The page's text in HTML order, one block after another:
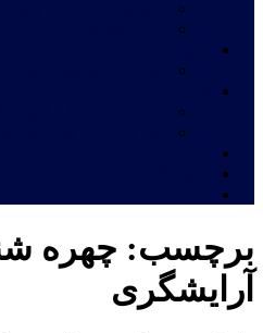
برچسب: چهره
آرایشگری